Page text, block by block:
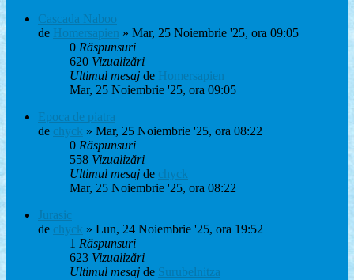
Cascada Naboo
de Homersapien » Mar, 25 Noiembrie '25, ora 09:05
0 Răspunsuri
620 Vizualizări
Ultimul mesaj de Homersapien
Mar, 25 Noiembrie '25, ora 09:05
Epoca de piatra
de chyck » Mar, 25 Noiembrie '25, ora 08:22
0 Răspunsuri
558 Vizualizări
Ultimul mesaj de chyck
Mar, 25 Noiembrie '25, ora 08:22
Jurasic
de chyck » Lun, 24 Noiembrie '25, ora 19:52
1 Răspunsuri
623 Vizualizări
Ultimul mesaj de Surubelnitza